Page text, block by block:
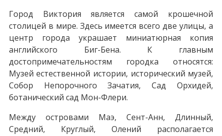
Город Виктория является самой крошечной
столицей в мире. Здесь имеется всего две улицы, а
центр города украшает миниатюрная копия
английского Биг-Бена. К главным
достопримечательностям городка относятся:
Музей естественной истории, исторический музей,
Собор Непорочного Зачатия, Сад Орхидей,
ботанический сад Мон-Флери.
Между островами Маэ, Сент-Анн, Длинный,
Средний, Круглый, Олений располагается